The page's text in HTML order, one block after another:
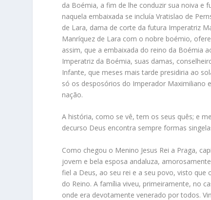
da Boémia, a fim de lhe conduzir sua noiva e
naquela embaixada se incluía Vratislao de
de Lara, dama de corte da futura Imperatriz
Manríquez de Lara com o nobre boémio,
assim, que a embaixada do reino da Boémia
Imperatriz da Boémia, suas damas,
Infante, que meses mais tarde presidiria ao
só os desposórios do Imperador Maximiliano
nação.
A história, como se vê, tem os seus quês; e
decurso Deus encontra sempre formas
Como chegou o Menino Jesus Rei a Praga,
jovem e bela esposa andaluza,
fiel a Deus, ao seu rei e a seu povo, visto que
do Reino. A família viveu, primeiramente, no
onde era devotamente venerado por todos.